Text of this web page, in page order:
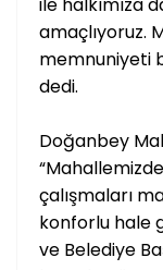
amaçlıyoruz.
memnuniyeti
dedi.
Doğanbey
çalışmaları
konforlu hale
ve Belediye